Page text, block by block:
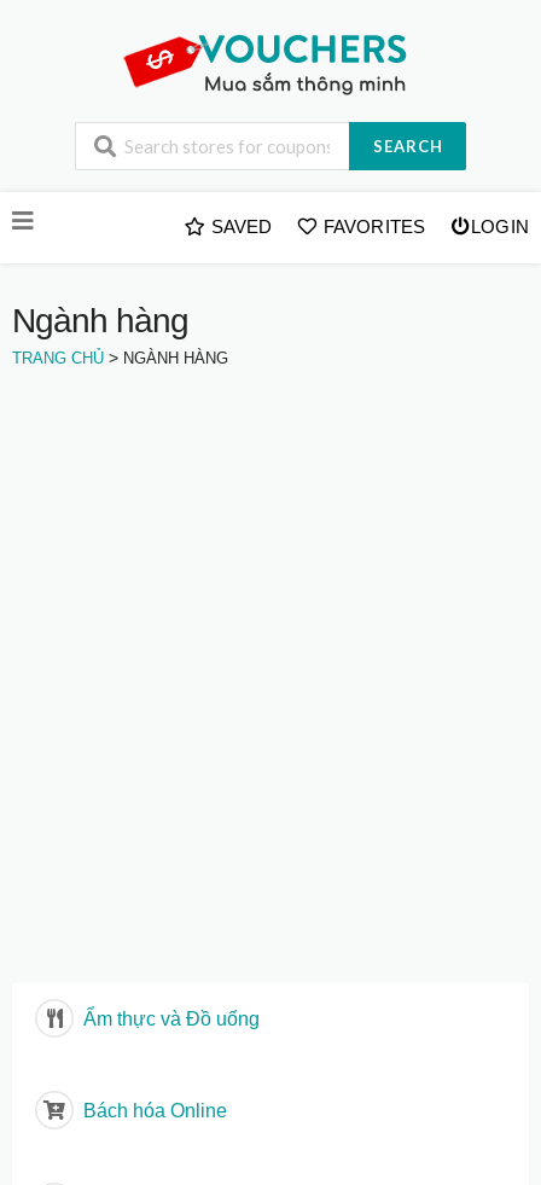
SEARCH
to
SAVED FAVORITES LOGIN
Ngành hàng
TRANG CHỦ > NGÀNH HÀNG
Ẩm thực và Đồ uống
Bách hóa Online